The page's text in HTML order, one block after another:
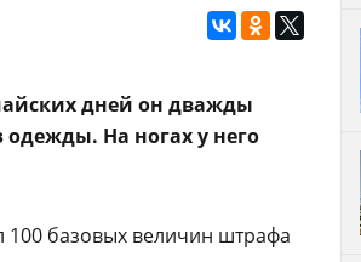
дней он дважды
одежды. На ногах у него